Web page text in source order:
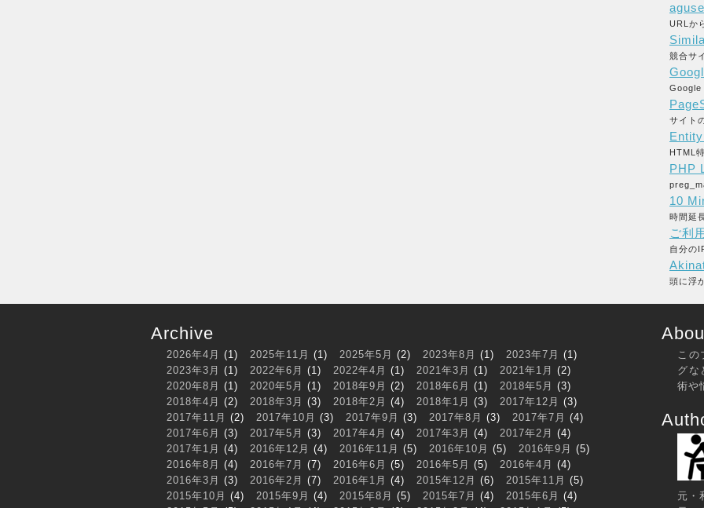
URLか
競合サ
Google
サイト
HTML
PHP
10
時間延
ご利
自分の
頭に浮
Archive
2026年4月 (1) 2025年11月 (1) 2025年5月 (2) 2023年8月 (1) 2023年7月
(1)
2023年3月
(1) 2022年6月 (1) 2022年4月 (1) 2021年3月 (1) 2021年1月
(2)
2020年8月
(1) 2020年5月 (1) 2018年9月 (2) 2018年6月 (1) 2018年5月
(3)
2018年4月
(2) 2018年3月 (3) 2018年2月 (4) 2018年1月 (3) 2017年12月
(3)
2017年11月
(2) 2017年10月 (3) 2017年9月 (3) 2017年8月 (3) 2017年7月
(4)
2017年6月
(3) 2017年5月 (3) 2017年4月 (4) 2017年3月 (4) 2017年2月
(4)
2017年1月
(4) 2016年12月 (4) 2016年11月 (5) 2016年10月 (5) 2016年9月
(5)
2016年8月
(4) 2016年7月 (7) 2016年6月 (5) 2016年5月 (5) 2016年4月
(4)
2016年3月
(3) 2016年2月 (7) 2016年1月 (4) 2015年12月 (6) 2015年11月
(5)
2015年10月
(4) 2015年9月 (4) 2015年8月 (5) 2015年7月 (4) 2015年6月
(4)
この
グな
術や
元・